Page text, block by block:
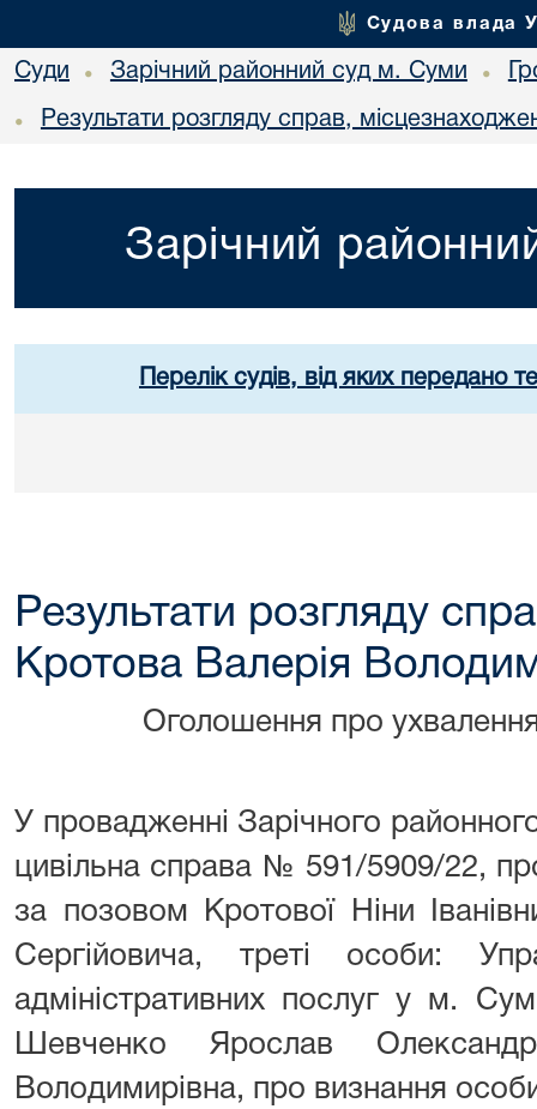
Судова влада
Суди • Зарічний районний суд м. Суми •
• Результати розгляду справ,
Зарічний
Перелік судів, від яких передано
Результати розгляду
Кротова Валерія
Оголошення про
У провадженні Зарічного
цивільна справа № 591/5909/22,
за позовом Кротової Ніни
Сергійовича, треті особи:
адміністративних послуг у м.
Шевченко Ярослав
Володимирівна, про визнання